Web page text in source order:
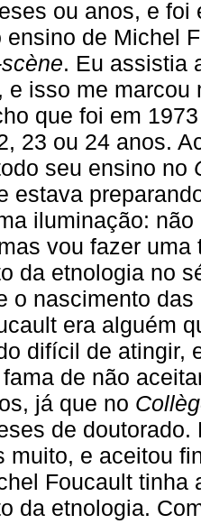
ou anos, e
ensino de Michel
. Eu assistia
e isso me
que foi em
23 ou 24 anos.
seu ensino no
estava
iluminação:
vou fazer
da etnologia no
o nascimento
era alguém
difícil de atingir,
de não
já que no
de
muito, e aceitou
Foucault tinha
da etnologia.